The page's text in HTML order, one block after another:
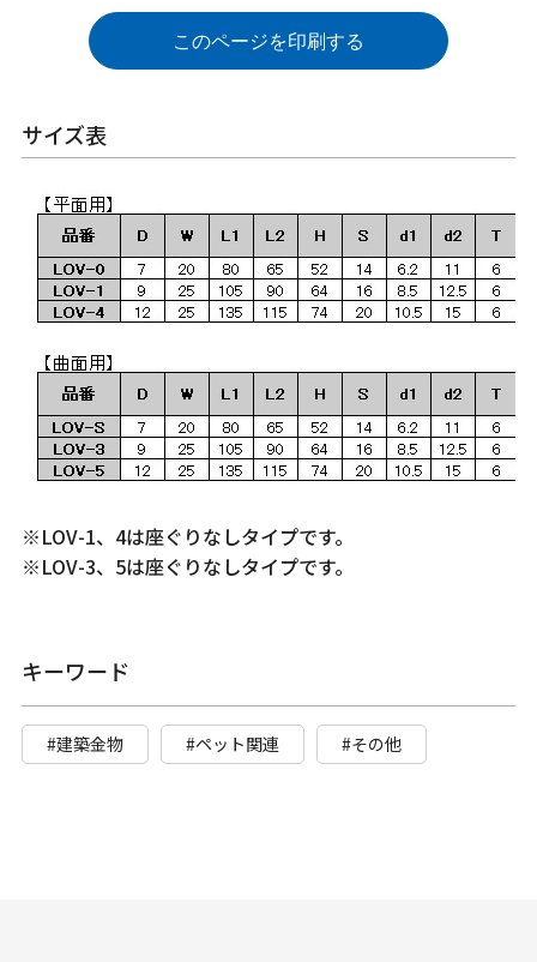
このページを印刷する
サイズ表
※LOV-1、4は座ぐりなしタイプです。
※LOV-3、5は座ぐりなしタイプです。
キーワード
#建築金物 #ペット関連 #その他